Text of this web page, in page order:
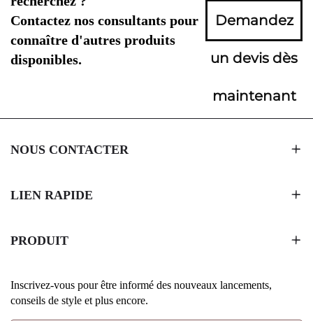
Contactez nos consultants pour
connaître d'autres produits
disponibles.
Demandez
un devis dès
maintenant
NOUS CONTACTER
LIEN RAPIDE
PRODUIT
Inscrivez-vous pour être informé des nouveaux lancements,
conseils de style et plus encore.